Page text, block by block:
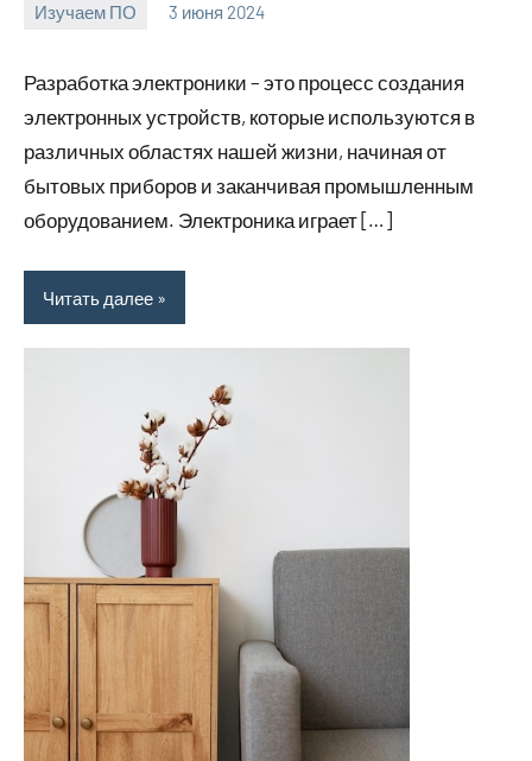
Изучаем ПО 3 июня 2024
Avtor
Разработка электроники – это процесс создания
электронных устройств, которые используются в
различных областях нашей жизни, начиная от
бытовых приборов и заканчивая промышленным
оборудованием. Электроника играет […]
Читать далее